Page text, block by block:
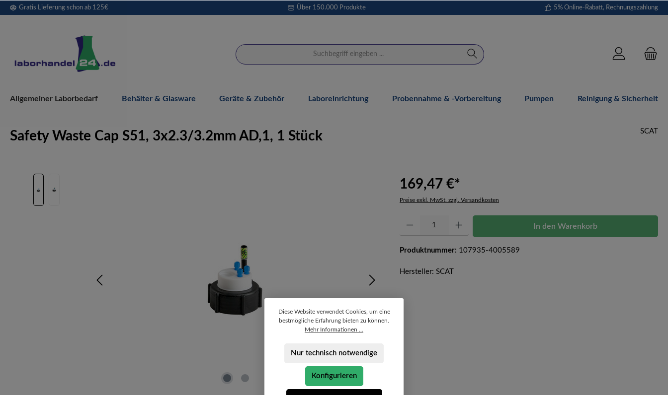
Zur Hauptnavigation springen
Gratis Lieferung schon ab 125€ Über 150.000 Produkte 5% Online-Rabatt, Rechnungszahlung
Allgemeiner Laborbedarf Behälter & Glasware Geräte & Zubehör Laboreinrichtung Probennahme & -vorbereitung Pumpen Reinigung & Sicherheit
Safety Waste Cap S51, 3x2.3/3.2mm AD,1, 1 Stück SCAT
Bildergalerie überspringen 169,47 €*
Preise exkl. MwSt. zzgl. Versandkosten
Produkt Anzahl: Gib den gewünschten Wert ein oder benutze die Schaltflächen um die Anzahl zu
In den Warenkorb
Produktnummer: 107935-4005589
Hersteller: SCAT
Diese Website verwendet Cookies, um eine
bestmögliche Erfahrung bieten zu können.
Mehr Informationen ...
Nur technisch notwendige
Konfigurieren